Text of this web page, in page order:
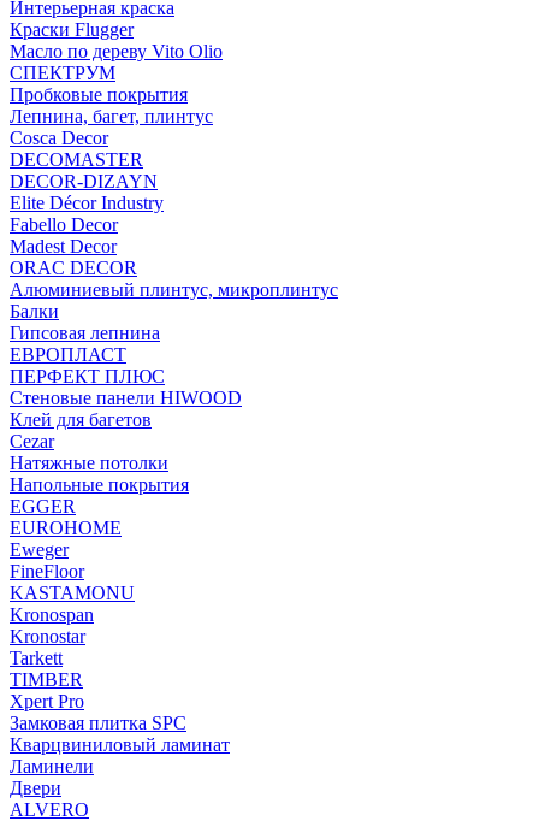
Интерьерная краска
Краски Flugger
Масло по дереву Vito Olio
СПЕКТРУМ
Пробковые покрытия
Лепнина, багет, плинтус
Cosca Decor
DECOMASTER
DECOR-DIZAYN
Elite Décor Industry
Fabello Decor
Madest Decor
ORAC DECOR
Алюминиевый плинтус, микроплинтус
Балки
Гипсовая лепнина
ЕВРОПЛАСТ
ПЕРФЕКТ ПЛЮС
Стеновые панели HIWOOD
Клей для багетов
Cezar
Натяжные потолки
Напольные покрытия
EGGER
EUROHOME
Eweger
FineFloor
KASTAMONU
Kronospan
Kronostar
Tarkett
TIMBER
Xpert Pro
Замковая плитка SPC
Кварцвиниловый ламинат
Ламинели
Двери
ALVERO